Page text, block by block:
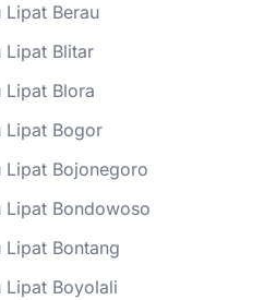
Lipat Berau
Lipat Blitar
Lipat Blora
Lipat Bogor
Lipat Bojonegoro
Lipat Bondowoso
Lipat Bontang
Lipat Boyolali